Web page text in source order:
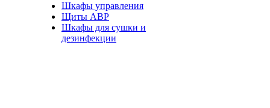
Шкафы управления
Щиты АВР
Шкафы для сушки и
дезинфекции